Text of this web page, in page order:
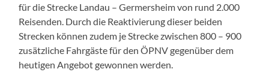
für die Strecke Landau – Germersheim von rund 2.000
Reisenden. Durch die Reaktivierung dieser beiden
Strecken können zudem je Strecke zwischen 800 – 900
zusätzliche Fahrgäste für den ÖPNV gegenüber dem
heutigen Angebot gewonnen werden.